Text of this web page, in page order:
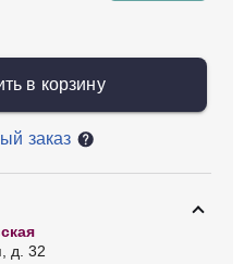
в корзину
заказ
д. 32